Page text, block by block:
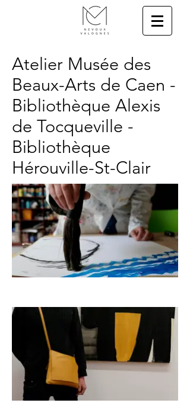
Atelier Musée des
Beaux-Arts de Caen -
Bibliothèque Alexis
de Tocqueville -
Bibliothèque
Hérouville-St-Clair